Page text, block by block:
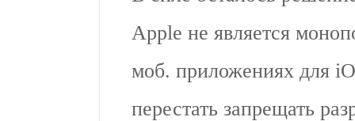
Apple не является
моб. приложениях для
перестать запрещать